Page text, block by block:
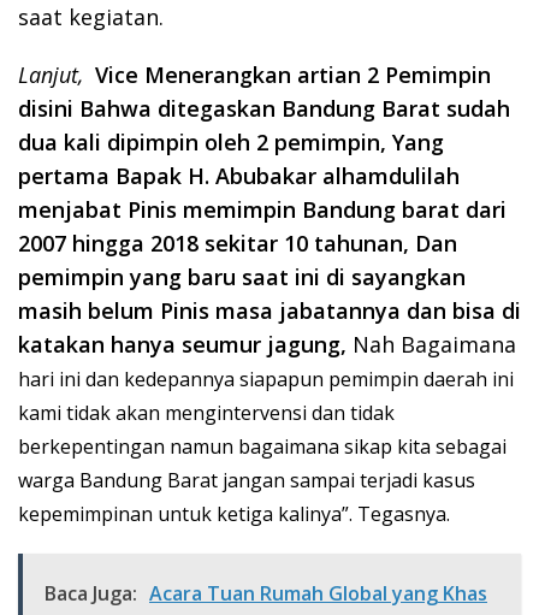
saat kegiatan.
Lanjut, Vice Menerangkan artian 2 Pemimpin
disini Bahwa ditegaskan Bandung Barat sudah
dua kali dipimpin oleh 2 pemimpin, Yang
pertama Bapak H. Abubakar alhamdulilah
menjabat Pinis memimpin Bandung barat dari
2007 hingga 2018 sekitar 10 tahunan, Dan
pemimpin yang baru saat ini di sayangkan
masih belum Pinis masa jabatannya dan bisa di
katakan hanya seumur jagung, Nah Bagaimana
hari ini dan kedepannya siapapun pemimpin daerah ini
kami tidak akan mengintervensi dan tidak
berkepentingan namun bagaimana sikap kita sebagai
warga Bandung Barat jangan sampai terjadi kasus
kepemimpinan untuk ketiga kalinya”. Tegasnya.
Baca Juga: Acara Tuan Rumah Global yang Khas